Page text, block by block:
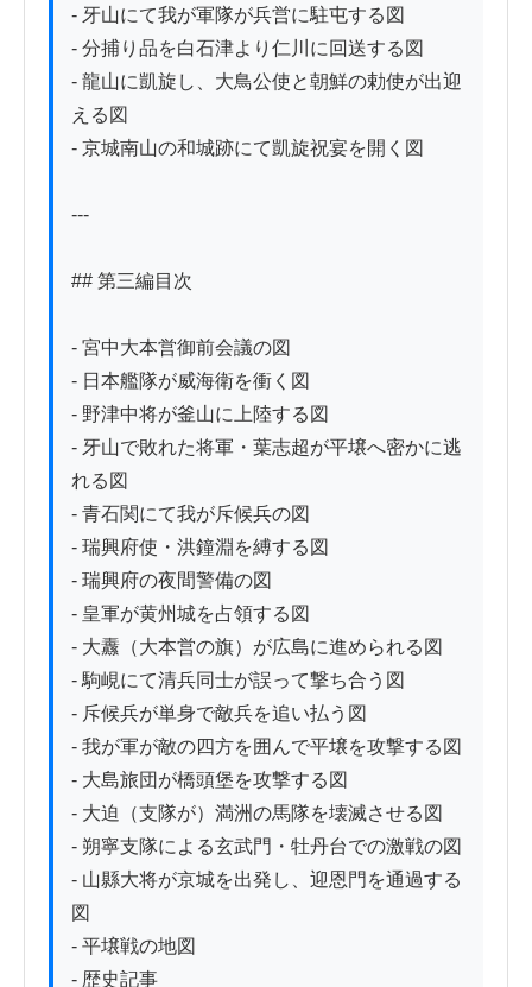
- 牙山にて我が軍隊が兵営に駐屯する図
- 分捕り品を白石津より仁川に回送する図
- 龍山に凱旋し、大鳥公使と朝鮮の勅使が出迎
える図
- 京城南山の和城跡にて凱旋祝宴を開く図
---
## 第三編目次
- 宮中大本営御前会議の図
- 日本艦隊が威海衛を衝く図
- 野津中将が釜山に上陸する図
- 牙山で敗れた将軍・葉志超が平壌へ密かに逃
れる図
- 青石関にて我が斥候兵の図
- 瑞興府使・洪鐘淵を縛する図
- 瑞興府の夜間警備の図
- 皇軍が黄州城を占領する図
- 大纛（大本営の旗）が広島に進められる図
- 駒峴にて清兵同士が誤って撃ち合う図
- 斥候兵が単身で敵兵を追い払う図
- 我が軍が敵の四方を囲んで平壌を攻撃する図
- 大島旅団が橋頭堡を攻撃する図
- 大迫（支隊が）満洲の馬隊を壊滅させる図
- 朔寧支隊による玄武門・牡丹台での激戦の図
- 山縣大将が京城を出発し、迎恩門を通過する
図
- 平壌戦の地図
- 歴史記事